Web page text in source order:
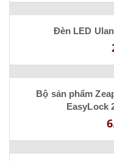
Đèn LED
Bộ sản phẩm
EasyLock